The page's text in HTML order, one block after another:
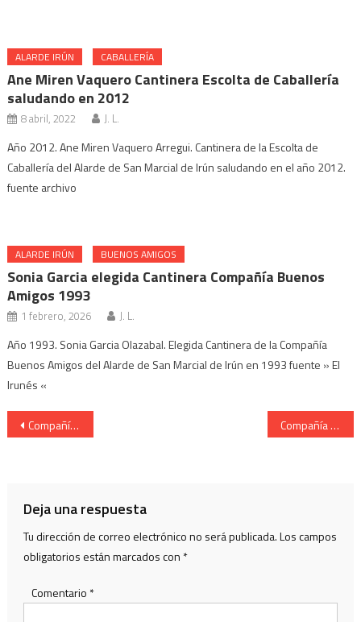
ALARDE IRÚN CABALLERÍA
Ane Miren Vaquero Cantinera Escolta de Caballería
saludando en 2012
8 abril, 2022 J. L.
Año 2012. Ane Miren Vaquero Arregui. Cantinera de la Escolta de
Caballería del Alarde de San Marcial de Irún saludando en el año 2012.
fuente archivo
ALARDE IRÚN BUENOS AMIGOS
Sonia Garcia elegida Cantinera Compañía Buenos
Amigos 1993
1 febrero, 2026 J. L.
Año 1993. Sonia Garcia Olazabal. Elegida Cantinera de la Compañía
Buenos Amigos del Alarde de San Marcial de Irún en 1993 fuente » El
Irunés «
Navegación
Compañía de Ventas. Cantinera Iratze Morán Cañas. Año 2019 Compañía Real Unión. Cantinera Nerea García Amorós. Año 2019
Deja una respuesta
Tu dirección de correo electrónico no será publicada.Los campos
obligatorios están marcados con *
Comentario *